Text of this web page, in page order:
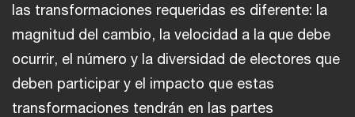
las transformaciones requeridas es diferente: la
magnitud del cambio, la velocidad a la que debe
ocurrir, el número y la diversidad de electores que
deben participar y el impacto que estas
transformaciones tendrán en las partes